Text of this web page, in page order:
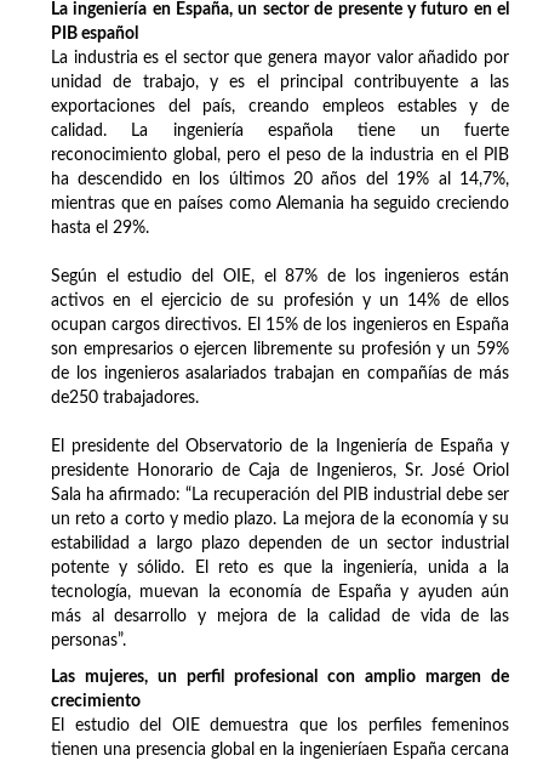
La ingeniería en España, un sector de presente y futuro en el
PIB español
La industria es el sector que genera mayor valor añadido por
unidad de trabajo, y es el principal contribuyente a las
exportaciones del país, creando empleos estables y de
calidad. La ingeniería española tiene un fuerte
reconocimiento global, pero el peso de la industria en el PIB
ha descendido en los últimos 20 años del 19% al 14,7%,
mientras que en países como Alemania ha seguido creciendo
hasta el 29%.
Según el estudio del OIE, el 87% de los ingenieros están
activos en el ejercicio de su profesión y un 14% de ellos
ocupan cargos directivos. El 15% de los ingenieros en España
son empresarios o ejercen libremente su profesión y un 59%
de los ingenieros asalariados trabajan en compañías de más
de250 trabajadores.
El presidente del Observatorio de la Ingeniería de España y
presidente Honorario de Caja de Ingenieros, Sr. José Oriol
Sala ha afirmado: “La recuperación del PIB industrial debe ser
un reto a corto y medio plazo. La mejora de la economía y su
estabilidad a largo plazo dependen de un sector industrial
potente y sólido. El reto es que la ingeniería, unida a la
tecnología, muevan la economía de España y ayuden aún
más al desarrollo y mejora de la calidad de vida de las
personas”.
Las mujeres, un perfil profesional con amplio margen de
crecimiento
El estudio del OIE demuestra que los perfiles femeninos
tienen una presencia global en la ingenieríaen España cercana